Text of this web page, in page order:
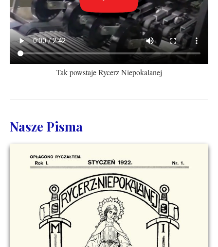
Tak powstaje Rycerz Niepokalanej
Nasze Pisma